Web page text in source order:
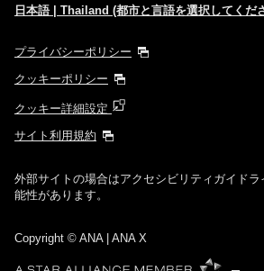
日本語 | Thailand (都市と言語を選択してくだ
プライバシーポリシー
クッキーポリシー
クッキー詳細設定
サイト利用規約
外部サイトの場合はアクセシビリティガイド
能性があります。
Copyright © ANA | ANA X